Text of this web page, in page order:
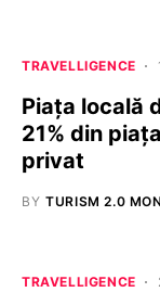
TRAVELLIGENCE
Piața locală
21% din
privat
BY TURISM 2.0
TRAVELLIGENCE